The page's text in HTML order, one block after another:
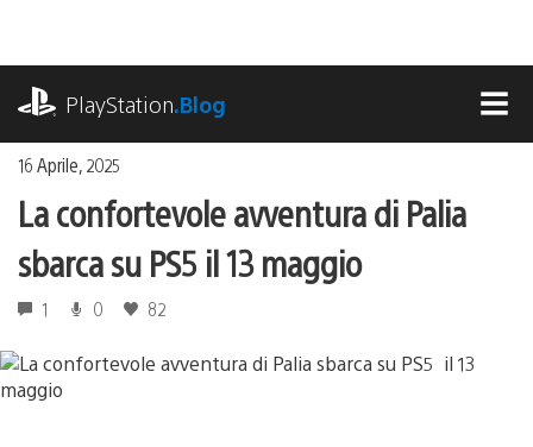
contenuto
PlayStation.Blog
16 Aprile, 2025
La confortevole avventura di Palia
sbarca su PS5 il 13 maggio
1 0 82